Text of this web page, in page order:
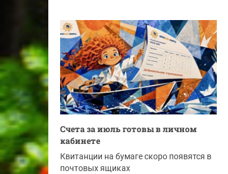
Счета за июль готовы в личном
кабинете
Квитанции на бумаге скоро появятся в
почтовых ящиках